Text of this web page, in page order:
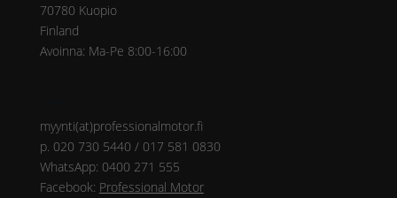
70780 Kuopio
Finland
Avoinna: Ma-Pe 8:00-16:00
myynti(at)professionalmotor.fi
p. 020 730 5440 / 017 581 0830
WhatsApp: 0400 271 555
Facebook: Professional Motor